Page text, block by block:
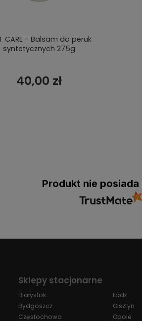
CARE - Balsam do peruk
syntetycznych 275g
40,00 zł
Produkt nie posiada
Sklepy stacjonarne
Białystok
Bydgoszcz
Częstochowa
Łódź
Olsztyn
Opole